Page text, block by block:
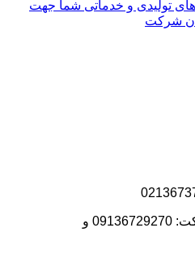
تولیدی و خدماتی شما جهت
شرکت
شماره های همراه مدیریت شرکت: 09136729270 و